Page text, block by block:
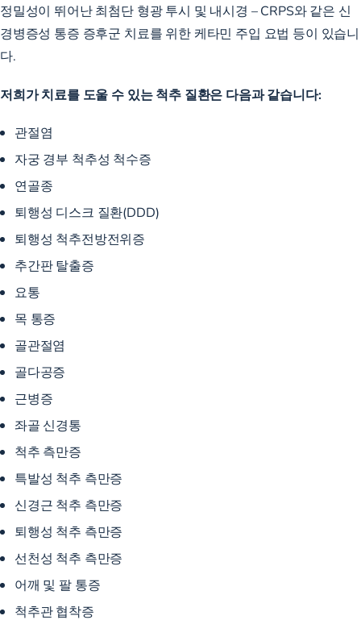
정밀성이 뛰어난 최첨단 형광 투시 및 내시경 – CRPS와 같은 신
경병증성 통증 증후군 치료를 위한 케타민 주입 요법 등이 있습니
다.
저희가 치료를 도울 수 있는 척추 질환은 다음과 같습니다:
관절염
자궁 경부 척추성 척수증
연골종
퇴행성 디스크 질환(DDD)
퇴행성 척추전방전위증
추간판 탈출증
요통
목 통증
골관절염
골다공증
근병증
좌골 신경통
척추 측만증
특발성 척추 측만증
신경근 척추 측만증
퇴행성 척추 측만증
선천성 척추 측만증
어깨 및 팔 통증
척추관 협착증